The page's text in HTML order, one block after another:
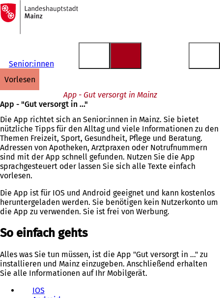
Inhalt anspringen
Zur
Startseite
Senior:innen
vorlesen
App - Gut versorgt in Mainz
App - "Gut versorgt in ..."
Die App richtet sich an Senior:innen in Mainz. Sie bietet
nützliche Tipps für den Alltag und viele Informationen zu den
Themen Freizeit, Sport, Gesundheit, Pflege und Beratung.
Adressen von Apotheken, Arztpraxen oder Notrufnummern
sind mit der App schnell gefunden. Nutzen Sie die App
sprachgesteuert oder lassen Sie sich alle Texte einfach
vorlesen.
Die App ist für IOS und Android geeignet und kann kostenlos
heruntergeladen werden. Sie benötigen kein Nutzerkonto um
die App zu verwenden. Sie ist frei von Werbung.
So einfach gehts
Alles was Sie tun müssen, ist die App "Gut versorgt in ..." zu
installieren und Mainz einzugeben. Anschließend erhalten
Sie alle Informationen auf Ihr Mobilgerät.
IOS